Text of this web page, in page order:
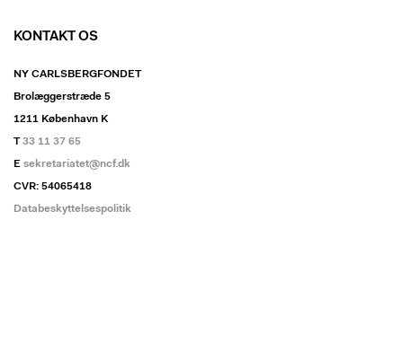
KONTAKT OS
NY CARLSBERGFONDET
Brolæggerstræde 5
1211 København K
T33 11 37 65
E sekretariatet@ncf.dk
CVR: 54065418
Databeskyttelsespolitik